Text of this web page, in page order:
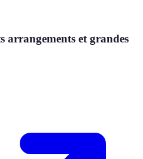
arrangements et grandes